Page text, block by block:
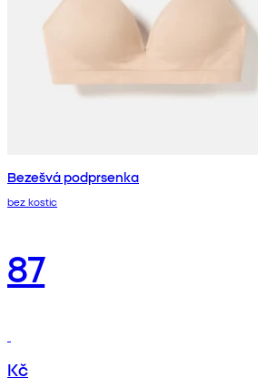
Bezešvá podprsenka
bez kostic
87
Kč